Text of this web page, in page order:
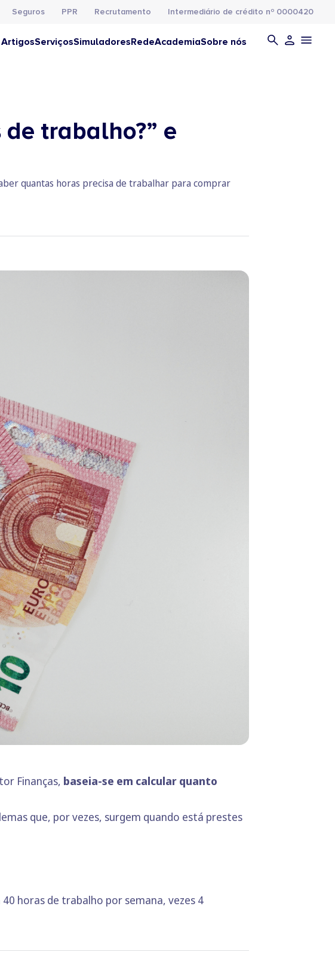
Seguros PPR Recrutamento Intermediário de crédito nº 0000420
ArtigosServiçosSimuladoresRedeAcademiaSobre nós
trabalho?” e
quantas horas precisa de trabalhar para comprar
Finanças, baseia-se em calcular quanto
que, por vezes, surgem quando está prestes
horas de trabalho por semana, vezes 4